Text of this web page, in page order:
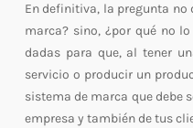
En definitiva, la pregunta no
marca? sino, ¿por qué no
dadas para que, al tener
servicio o producir un
sistema de marca que debe
empresa y también de tus